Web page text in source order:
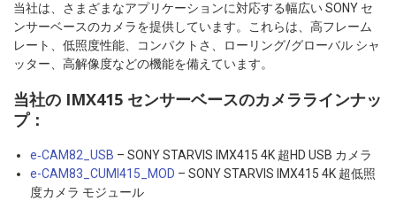
当社は、さまざまなアプリケーションに対応する幅広い SONY セ
ンサーベースのカメラを提供しています。これらは、高フレーム
レート、低照度性能、コンパクトさ、ローリング/グローバル シャ
ッター、高解像度などの機能を備えています。
当社の IMX415 センサーベースのカメララインナッ
プ：
e‑CAM82_USB – SONY STARVIS IMX415 4K 超HD USB カメラ
e-CAM83_CUMI415_MOD – SONY STARVIS IMX415 4K 超低照
度カメラ モジュール